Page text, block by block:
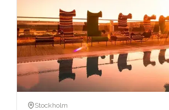
Stockholm